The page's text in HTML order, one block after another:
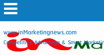
www.inMarketingnews.com
Competitive Advantage & Smart